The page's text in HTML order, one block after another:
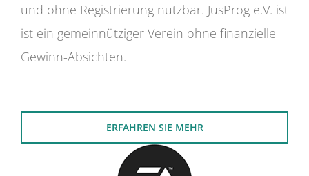
und ohne Registrierung nutzbar. JusProg e.V. ist
ist ein gemeinnütziger Verein ohne finanzielle
Gewinn-Absichten.
ERFAHREN SIE MEHR